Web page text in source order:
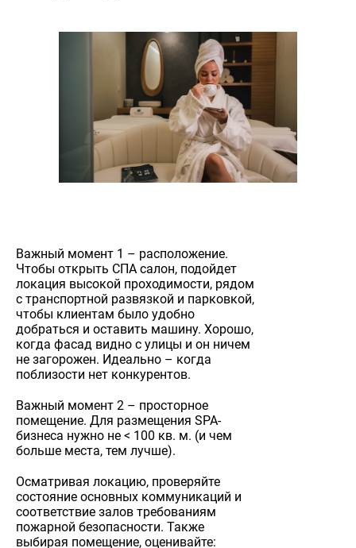
Важный момент 1 – расположение.
Чтобы открыть СПА салон, подойдет
локация высокой проходимости, рядом
с транспортной развязкой и парковкой,
чтобы клиентам было удобно
добраться и оставить машину. Хорошо,
когда фасад видно с улицы и он ничем
не загорожен. Идеально – когда
поблизости нет конкурентов.
Важный момент 2 – просторное
помещение. Для размещения SPA-
бизнеса нужно не < 100 кв. м. (и чем
больше места, тем лучше).
Осматривая локацию, проверяйте
состояние основных коммуникаций и
соответствие залов требованиям
пожарной безопасности. Также
выбирая помещение, оценивайте: